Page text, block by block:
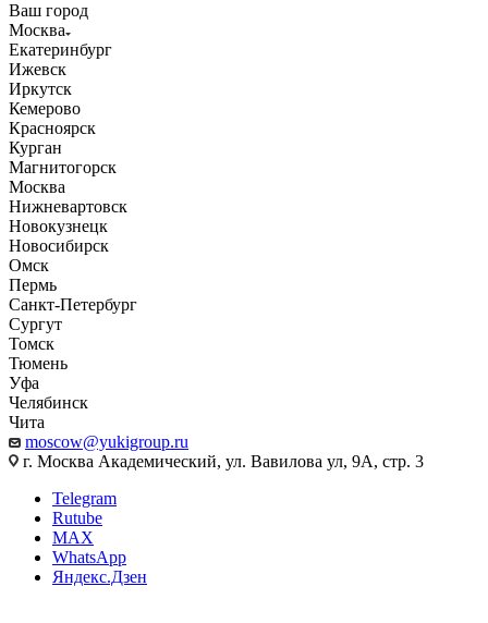
Ваш город
Москва
Екатеринбург
Ижевск
Иркутск
Кемерово
Красноярск
Курган
Магнитогорск
Москва
Нижневартовск
Новокузнецк
Новосибирск
Омск
Пермь
Санкт-Петербург
Сургут
Томск
Тюмень
Уфа
Челябинск
Чита
moscow@yukigroup.ru
г. Москва Академический, ул. Вавилова ул, 9А, стр. 3
Telegram
Rutube
MAX
WhatsApp
Яндекс.Дзен